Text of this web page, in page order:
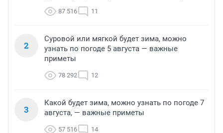
87 516 11
2
Суровой или мягкой будет зима, можно
узнать по погоде 5 августа — важные
приметы
78 292 12
3
Какой будет зима, можно узнать по погоде 7
августа, — важные приметы
57 516 14